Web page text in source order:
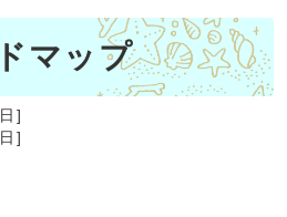
マップ
]
]